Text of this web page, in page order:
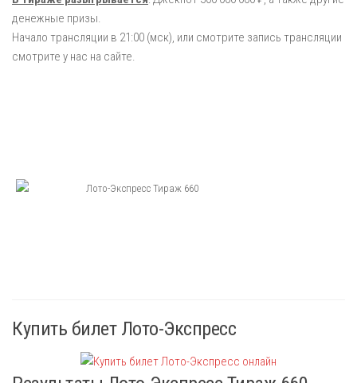
денежные призы.
Начало трансляции в 21:00 (мск), или смотрите запись трансляции
смотрите у нас на сайте.
Купить билет Лото-Экспресс